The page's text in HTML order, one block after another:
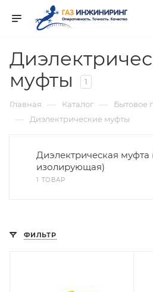
муфты
1
Главная — Каталог — Бытовое
— Диэлектрические муфты
Диэлектрическая муфта
изолирующая)
1 ТОВАР
ФИЛЬТР